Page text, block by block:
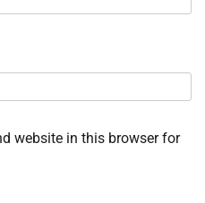
website in this browser for